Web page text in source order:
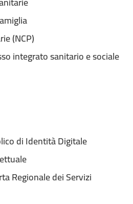
(NCP)
integrato sanitario e sociale
di Identità Digitale
Regionale dei Servizi